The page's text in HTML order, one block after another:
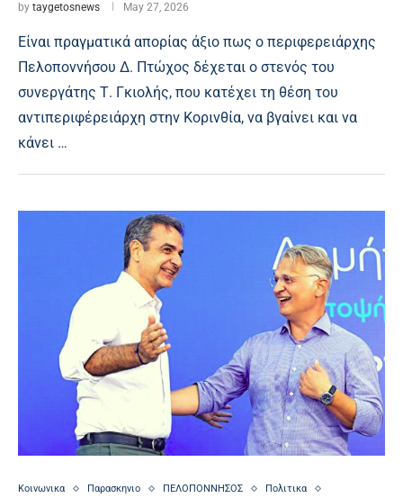
by taygetosnews May 27, 2026
Είναι πραγματικά απορίας άξιο πως ο περιφερειάρχης
Πελοποννήσου Δ. Πτώχος δέχεται ο στενός του
συνεργάτης Τ. Γκιολής, που κατέχει τη θέση του
αντιπεριφέρειάρχη στην Κορινθία, να βγαίνει και να
κάνει …
Κοινωνικα Παρασκηνιο ΠΕΛΟΠΟΝΝΗΣΟΣ Πολιτικα